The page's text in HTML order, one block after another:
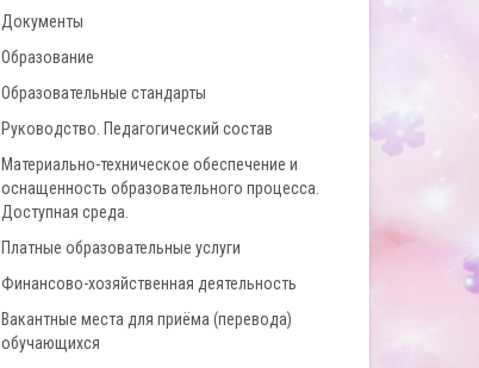
Документы
Образование
Образовательные стандарты
Руководство. Педагогический состав
Материально-техническое обеспечение и
оснащенность образовательного процесса.
Доступная среда.
Платные образовательные услуги
Финансово-хозяйственная деятельность
Вакантные места для приёма (перевода)
обучающихся